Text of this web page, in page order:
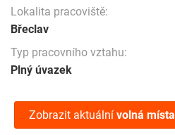
Lokalita pracoviště:
Břeclav
Typ pracovního vztahu:
Plný úvazek
Zobrazit aktuální volná místa